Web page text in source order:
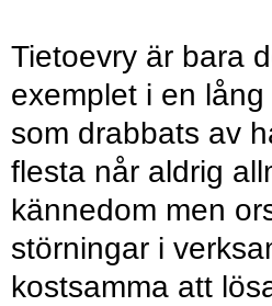
Tietoevry är bara
exemplet i en
som drabbats av
flesta når aldrig
kännedom men
störningar i
kostsamma att